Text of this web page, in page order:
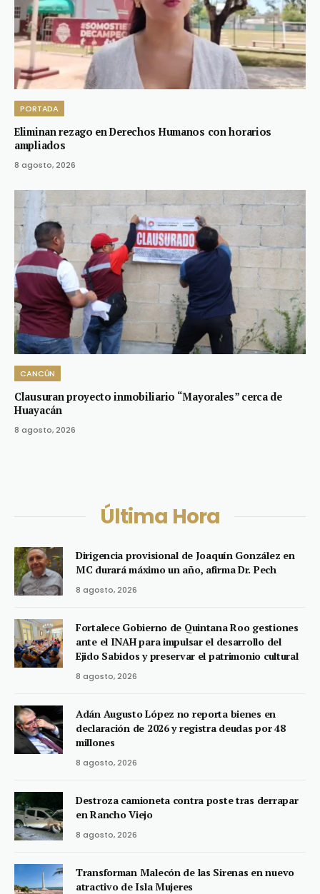
PORTADA
Eliminan rezago en Derechos Humanos con horarios
ampliados
8 agosto, 2026
CANCÚN
Clausuran proyecto inmobiliario “Mayorales” cerca de
Huayacán
8 agosto, 2026
Última Hora
Dirigencia provisional de Joaquín González en
MC durará máximo un año, afirma Dr. Pech
8 agosto, 2026
Fortalece Gobierno de Quintana Roo gestiones
ante el INAH para impulsar el desarrollo del
Ejido Sabidos y preservar el patrimonio cultural
8 agosto, 2026
Adán Augusto López no reporta bienes en
declaración de 2026 y registra deudas por 48
millones
8 agosto, 2026
Destroza camioneta contra poste tras derrapar
en Rancho Viejo
8 agosto, 2026
Transforman Malecón de las Sirenas en nuevo
atractivo de Isla Mujeres